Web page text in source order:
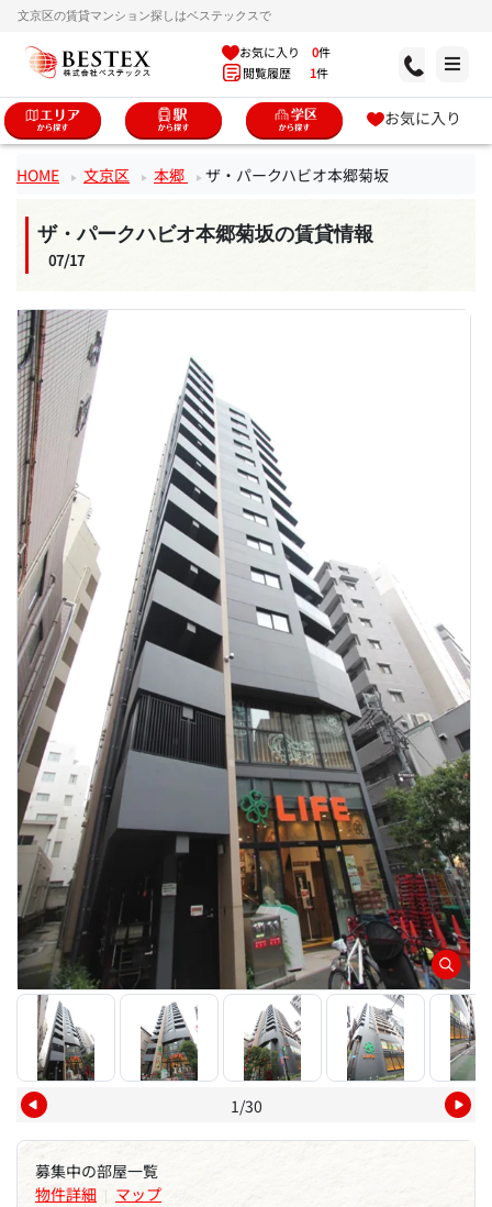
文京区の賃貸マンション探しはベステックスで
お気に入り 0件
閲覧履歴 1件
お気に入り
HOME 文京区 本郷 ザ・パークハビオ本郷菊坂
ザ・パークハビオ本郷菊坂の賃貸情報
07/17
1/30
募集中の部屋一覧
物件詳細 | マップ